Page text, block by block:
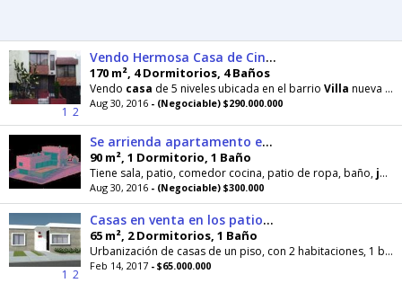
1 2
Vendo Hermosa Casa de Cinco Niveles Cerca Al Centro
170 m², 4 Dormitorios, 4 Baños
Vendo casa de 5 niveles ubicada en el barrio Villa nueva junto al colegio nuestra señora
Aug 30, 2016 - (Negociable) $290.000.000
Se arrienda apartamento en la sabana de los patios
90 m², 1 Dormitorio, 1 Baño
Tiene sala, patio, comedor cocina, patio de ropa, baño, jardin
Aug 30, 2016 - (Negociable) $300.000
1 2
Casas en venta en los patios desde
65 m², 2 Dormitorios, 1 Baño
Urbanización de casas de un piso, con 2 habitaciones, 1 baño, parqueadero privado, ante-
Feb 14, 2017 - $65.000.000